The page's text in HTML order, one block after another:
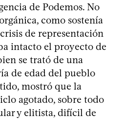
de Podemos. No
como sostenía
de representación
intacto el proyecto de
se trató de una
de edad del pueblo
mostró que la
agotado, sobre todo
y elitista, difícil de